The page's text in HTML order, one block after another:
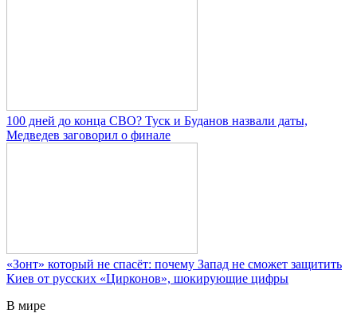
100 дней до конца СВО? Туск и Буданов назвали даты,
Медведев заговорил о финале
«Зонт» который не спасёт: почему Запад не сможет защитить
Киев от русских «Цирконов», шокирующие цифры
В мире